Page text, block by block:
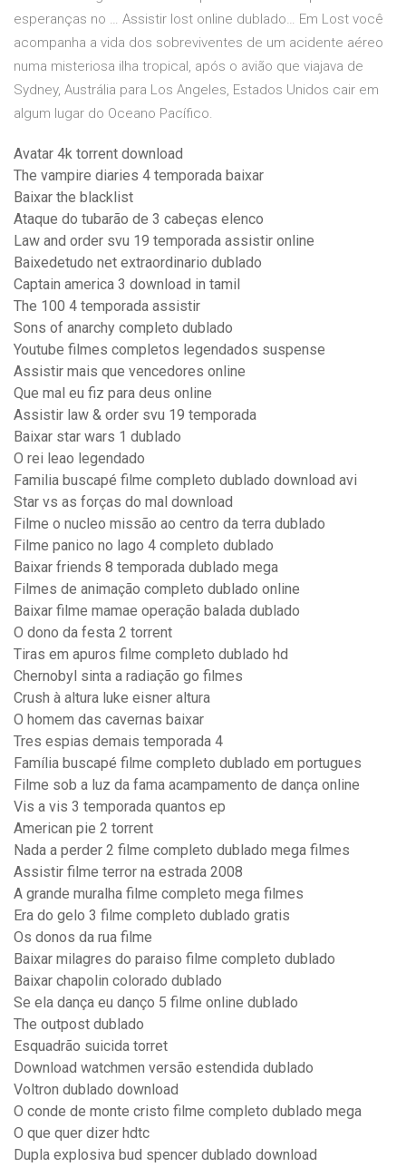
esperanças no … Assistir lost online dublado… Em Lost você
acompanha a vida dos sobreviventes de um acidente aéreo
numa misteriosa ilha tropical, após o avião que viajava de
Sydney, Austrália para Los Angeles, Estados Unidos cair em
algum lugar do Oceano Pacífico.
Avatar 4k torrent download
The vampire diaries 4 temporada baixar
Baixar the blacklist
Ataque do tubarão de 3 cabeças elenco
Law and order svu 19 temporada assistir online
Baixedetudo net extraordinario dublado
Captain america 3 download in tamil
The 100 4 temporada assistir
Sons of anarchy completo dublado
Youtube filmes completos legendados suspense
Assistir mais que vencedores online
Que mal eu fiz para deus online
Assistir law & order svu 19 temporada
Baixar star wars 1 dublado
O rei leao legendado
Familia buscapé filme completo dublado download avi
Star vs as forças do mal download
Filme o nucleo missão ao centro da terra dublado
Filme panico no lago 4 completo dublado
Baixar friends 8 temporada dublado mega
Filmes de animação completo dublado online
Baixar filme mamae operação balada dublado
O dono da festa 2 torrent
Tiras em apuros filme completo dublado hd
Chernobyl sinta a radiação go filmes
Crush à altura luke eisner altura
O homem das cavernas baixar
Tres espias demais temporada 4
Família buscapé filme completo dublado em portugues
Filme sob a luz da fama acampamento de dança online
Vis a vis 3 temporada quantos ep
American pie 2 torrent
Nada a perder 2 filme completo dublado mega filmes
Assistir filme terror na estrada 2008
A grande muralha filme completo mega filmes
Era do gelo 3 filme completo dublado gratis
Os donos da rua filme
Baixar milagres do paraiso filme completo dublado
Baixar chapolin colorado dublado
Se ela dança eu danço 5 filme online dublado
The outpost dublado
Esquadrão suicida torret
Download watchmen versão estendida dublado
Voltron dublado download
O conde de monte cristo filme completo dublado mega
O que quer dizer hdtc
Dupla explosiva bud spencer dublado download